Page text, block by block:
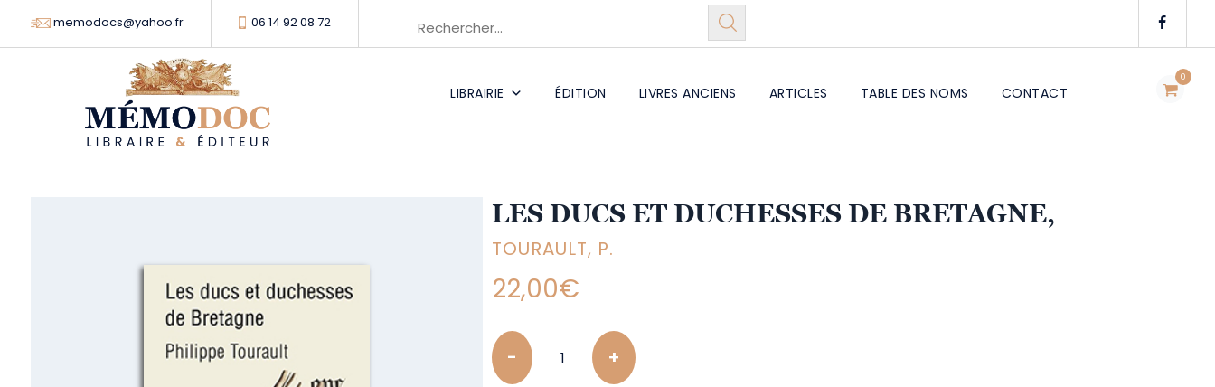
memodocs@yahoo.fr 06 14 92 08 72
0
LIBRAIRIE ÉDITION LIVRES ANCIENS ARTICLES TABLE DES NOMS CONTACT
LES DUCS ET DUCHESSES DE BRETAGNE,
TOURAULT, P.
22,00€
Quantity